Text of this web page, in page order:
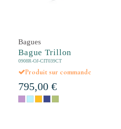
Bagues
Bague Trillon
0908R-OJ-CIT039CT
Produit sur commande
795,00 €